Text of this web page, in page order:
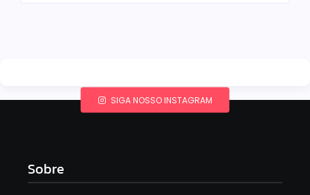
SIGA NOSSO INSTAGRAM
Sobre